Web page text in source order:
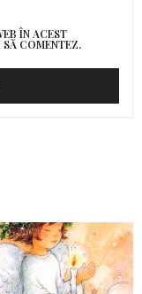
ÎN ACEST
COMENTEZ.